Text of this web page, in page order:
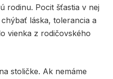
rodinu. Pocit šťastia v nej
láska, tolerancia a
vienka z rodičovského
stoličke. Ak nemáme